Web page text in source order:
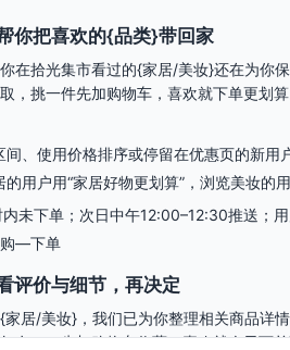
你把喜欢的{品类}带回家
你在拾光集市看过的{家居/美妆}还在为你
，挑一件先加购物车，喜欢就下单更划算
、使用价格排序或停留在优惠页的新用
用户用“家居好物更划算”，浏览美妆的
内未下单；次日中午12:00–12:30推送；
购—下单
评价与细节，再决定
{家居/美妆}，我们已为你整理相关商品详
有），先加购物车收藏，喜欢就今天下